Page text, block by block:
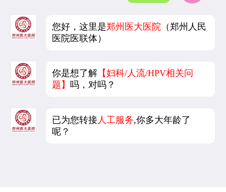
您好，这里是郑州医大医院 （郑州人民
医院医联体）
你是想了解 【妇科/人流/HPV相关问
题】吗，对吗？
已为您转接 人工服务,你多大年龄了
呢？